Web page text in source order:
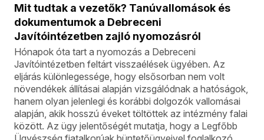
Mit tudtak a vezetők? Tanúvallomások és
dokumentumok a Debreceni
Javítóintézetben zajló nyomozásról
Hónapok óta tart a nyomozás a Debreceni
Javítóintézetben feltárt visszaélések ügyében. Az
eljárás különlegessége, hogy elsősorban nem volt
növendékek állításai alapján vizsgálódnak a hatóságok,
hanem olyan jelenlegi és korábbi dolgozók vallomásai
alapján, akik hosszú éveket töltöttek az intézmény falai
között. Az ügy jelentőségét mutatja, hogy a Legfőbb